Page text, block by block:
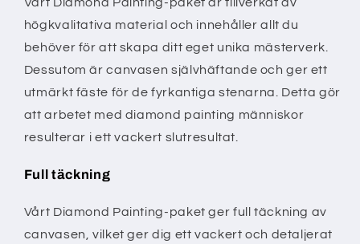
högkvalitativa material och innehåller allt du
behöver för att skapa ditt eget unika mästerverk.
Dessutom är canvasen självhäftande och ger ett
utmärkt fäste för de fyrkantiga stenarna. Detta gör
att arbetet med diamond painting människor
resulterar i ett vackert slutresultat.
Full täckning
Vårt Diamond Painting-paket ger full täckning av
canvasen, vilket ger dig ett vackert och detaljerat